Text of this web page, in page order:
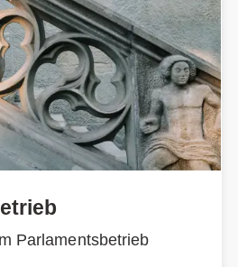
Parlamentsbetrieb